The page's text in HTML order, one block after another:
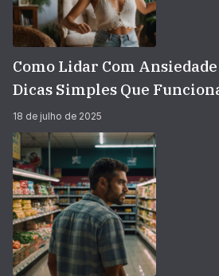
Como Lidar Com
Dicas Simples Que
18 de julho de 2025